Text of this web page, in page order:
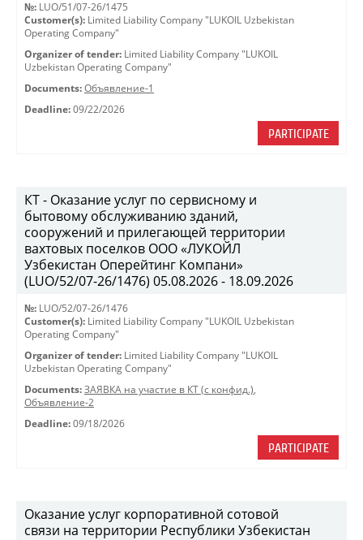
№: LUO/51/07-26/1475
Customer(s): Limited Liability Company "LUKOIL Uzbekistan
Operating Company"
Organizer of tender: Limited Liability Company "LUKOIL
Uzbekistan Operating Company"
Documents: Объявление-1
Deadline: 09/22/2026
PARTICIPATE
КТ - Оказание услуг по сервисному и
бытовому обслуживанию зданий,
сооружений и прилегающей территории
вахтовых поселков ООО «ЛУКОЙЛ
Узбекистан Оперейтинг Компани»
(LUO/52/07-26/1476) 05.08.2026 - 18.09.2026
№: LUO/52/07-26/1476
Customer(s): Limited Liability Company "LUKOIL Uzbekistan
Operating Company"
Organizer of tender: Limited Liability Company "LUKOIL
Uzbekistan Operating Company"
Documents: ЗАЯВКА на участие в КТ (с конфид.),
Объявление-2
Deadline: 09/18/2026
PARTICIPATE
Оказание услуг корпоративной сотовой
связи на территории Республики Узбекистан